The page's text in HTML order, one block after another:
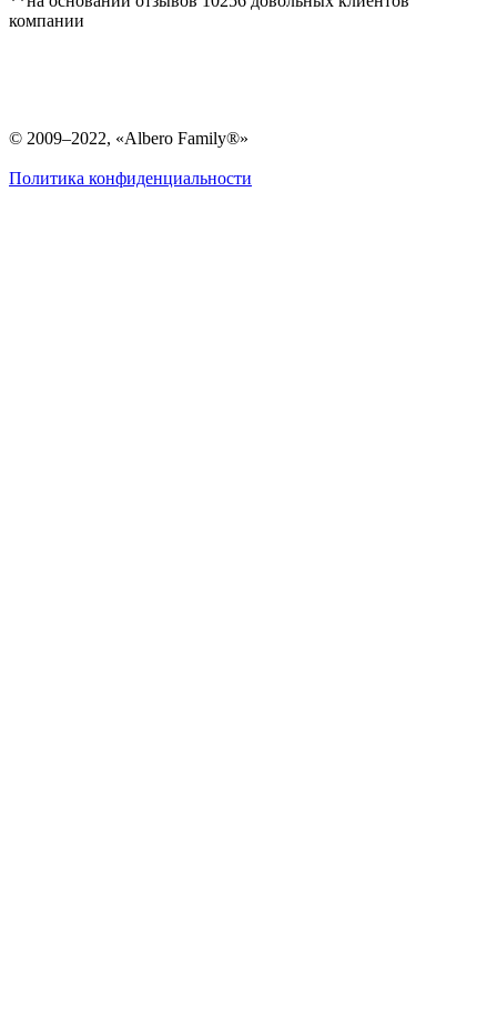
компании
© 2009–2022, «Albero Family®»
Политика конфиденциальности